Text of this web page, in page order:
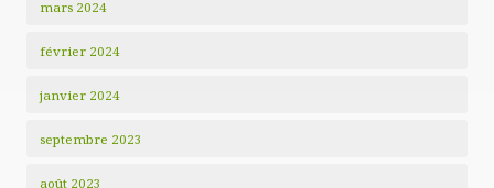
mars 2024
février 2024
janvier 2024
septembre 2023
août 2023